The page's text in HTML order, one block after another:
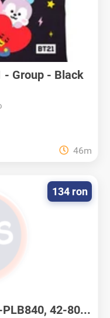
- Group - Black
46m
42-80...
134 ron